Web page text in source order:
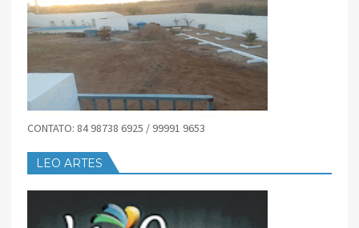
CONTATO: 84 98738 6925 / 99991 9653
LEO ARTES